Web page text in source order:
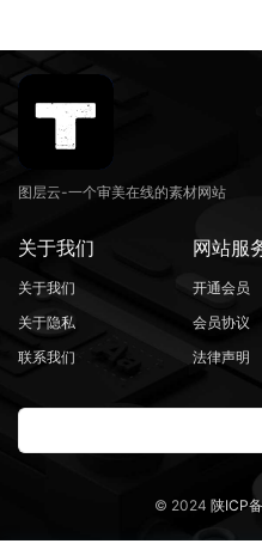
图层云-一个审美在线的素材网站
关于我们
关于我们
关于隐私
联系我们
网站服
开通会员
会员协议
法律声明
© 2024 陕ICP